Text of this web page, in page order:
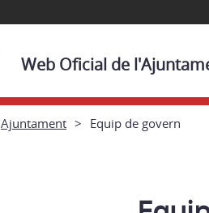
Web Oficial de
Ajuntament Equip de govern